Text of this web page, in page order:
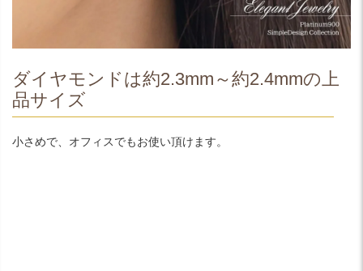
ダイヤモンドは約2.3mm～約2.4mmの上
品サイズ
小さめで、オフィスでもお使い頂けます。